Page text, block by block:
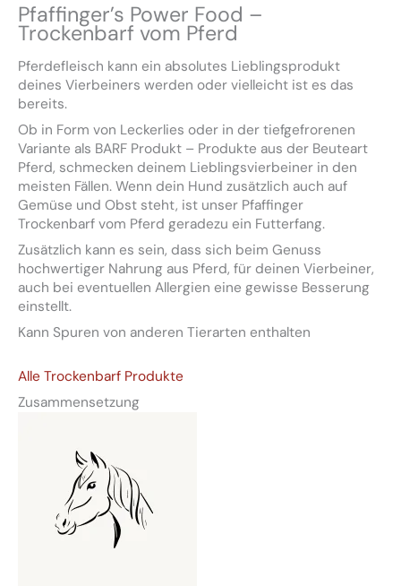
Pfaffinger’s Power Food –
Trockenbarf vom Pferd
Pferdefleisch kann ein absolutes Lieblingsprodukt
deines Vierbeiners werden oder vielleicht ist es das
bereits.
Ob in Form von Leckerlies oder in der tiefgefrorenen
Variante als BARF Produkt – Produkte aus der Beuteart
Pferd, schmecken deinem Lieblingsvierbeiner in den
meisten Fällen. Wenn dein Hund zusätzlich auch auf
Gemüse und Obst steht, ist unser Pfaffinger
Trockenbarf vom Pferd geradezu ein Futterfang.
Zusätzlich kann es sein, dass sich beim Genuss
hochwertiger Nahrung aus Pferd, für deinen Vierbeiner,
auch bei eventuellen Allergien eine gewisse Besserung
einstellt.
Kann Spuren von anderen Tierarten enthalten
Alle Trockenbarf Produkte
Zusammensetzung